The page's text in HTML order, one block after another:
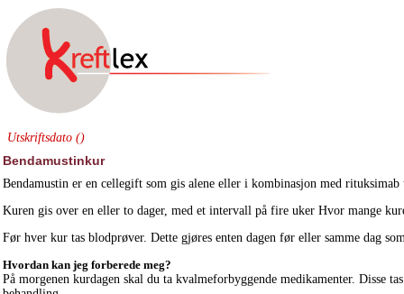
Utskriftsdato ()
Bendamustinkur
Bendamustin er en cellegift som gis alene eller i kombinasjon med
Kuren gis over en eller to dager, med et intervall på fire uker Hvor mange
Før hver kur tas blodprøver. Dette gjøres enten dagen før eller samme dag
Hvordan kan jeg forberede meg?
På morgenen kurdagen skal du ta kvalmeforbyggende medikamenter.